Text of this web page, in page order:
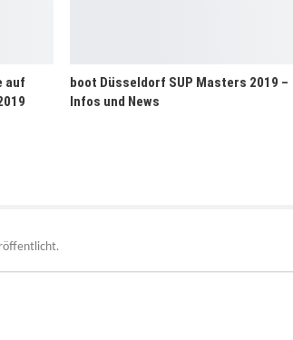
auf
boot Düsseldorf SUP Masters 2019 –
Infos und News